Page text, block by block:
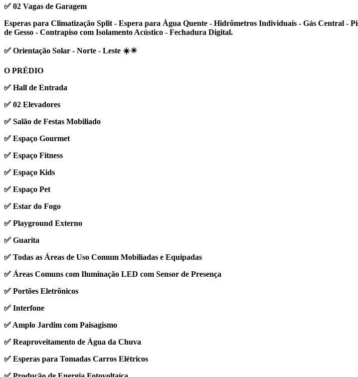
✅ 02 Vagas de Garagem
Esperas para Climatização Split - Espera para Água Quente - Hidrômetros Individuais - Gás Central -
de Gesso - Contrapiso com Isolamento Acústico - Fechadura Digital.
✅ Orientação Solar - Norte - Leste ☀️☀
O PRÉDIO
✅ Hall de Entrada
✅ 02 Elevadores
✅ Salão de Festas Mobiliado
✅ Espaço Gourmet
✅ Espaço Fitness
✅ Espaço Kids
✅ Espaço Pet
✅ Estar do Fogo
✅ Playground Externo
✅ Guarita
✅ Todas as Áreas de Uso Comum Mobiliadas e Equipadas
✅ Áreas Comuns com Iluminação LED com Sensor de Presença
✅ Portões Eletrônicos
✅ Interfone
✅ Amplo Jardim com Paisagismo
✅ Reaproveitamento de Água da Chuva
✅ Esperas para Tomadas Carros Elétricos